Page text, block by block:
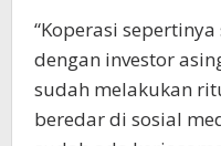
“Koperasi
dengan investor
sudah melakukan
beredar di sosial